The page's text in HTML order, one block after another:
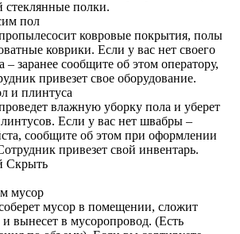
стеклянные полки.
пол
ковровые покрытия, полы
коврики. Если у вас нет своего
– заранее сообщите об этом оператору,
привезет свое оборудование.
и плинтуса
влажную уборку пола и уберет
Если у вас нет швабры –
сообщите об этом при оформлении
привезет свой инвентарь.
Скрыть
мусор
мусор в помещении, сложит
вынесет в мусоропровод. (Есть